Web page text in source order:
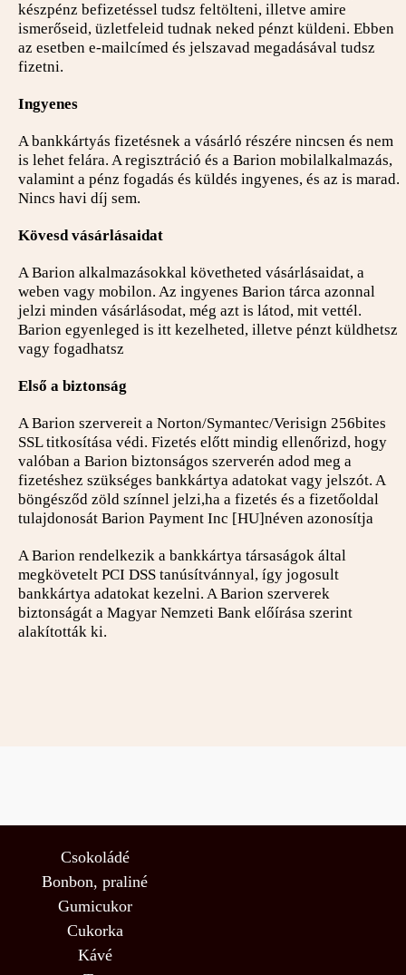
készpénz befizetéssel tudsz feltölteni, illetve amire
ismerőseid, üzletfeleid tudnak neked pénzt küldeni. Ebben
az esetben e-mailcímed és jelszavad megadásával tudsz
fizetni.
Ingyenes
A bankkártyás fizetésnek a vásárló részére nincsen és nem
is lehet felára. A regisztráció és a Barion mobilalkalmazás,
valamint a pénz fogadás és küldés ingyenes, és az is marad.
Nincs havi díj sem.
Kövesd vásárlásaidat
A Barion alkalmazásokkal követheted vásárlásaidat, a
weben vagy mobilon. Az ingyenes Barion tárca azonnal
jelzi minden vásárlásodat, még azt is látod, mit vettél.
Barion egyenleged is itt kezelheted, illetve pénzt küldhetsz
vagy fogadhatsz
Első a biztonság
A Barion szervereit a Norton/Symantec/Verisign 256bites
SSL titkosítása védi. Fizetés előtt mindig ellenőrizd, hogy
valóban a Barion biztonságos szerverén adod meg a
fizetéshez szükséges bankkártya adatokat vagy jelszót. A
böngésződ zöld színnel jelzi,ha a fizetés és a fizetőoldal
tulajdonosát Barion Payment Inc [HU]néven azonosítja
A Barion rendelkezik a bankkártya társaságok által
megkövetelt PCI DSS tanúsítvánnyal, így jogosult
bankkártya adatokat kezelni. A Barion szerverek
biztonságát a Magyar Nemzeti Bank előírása szerint
alakították ki.
Csokoládé
Bonbon, praliné
Gumicukor
Cukorka
Kávé